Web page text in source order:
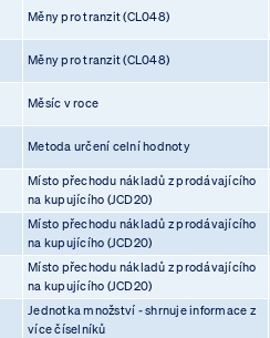
Měny pro tranzit (CL048)
Měny pro tranzit (CL048)
Měsíc v roce
Metoda určení celní hodnoty
Místo přechodu nákladů z prodávajícího
na kupujícího (JCD20)
Místo přechodu nákladů z prodávajícího
na kupujícího (JCD20)
Místo přechodu nákladů z prodávajícího
na kupujícího (JCD20)
Jednotka množství - shrnuje informace z
více číselníků